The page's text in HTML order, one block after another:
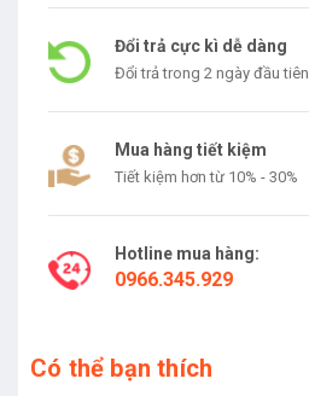
Đổi trả cực kì dễ dàng
Đổi trả trong 2 ngày đầu tiên
Mua hàng tiết kiệm
Tiết kiệm hơn từ 10% - 30%
Hotline mua hàng:
0966.345.929
Có thể bạn thích